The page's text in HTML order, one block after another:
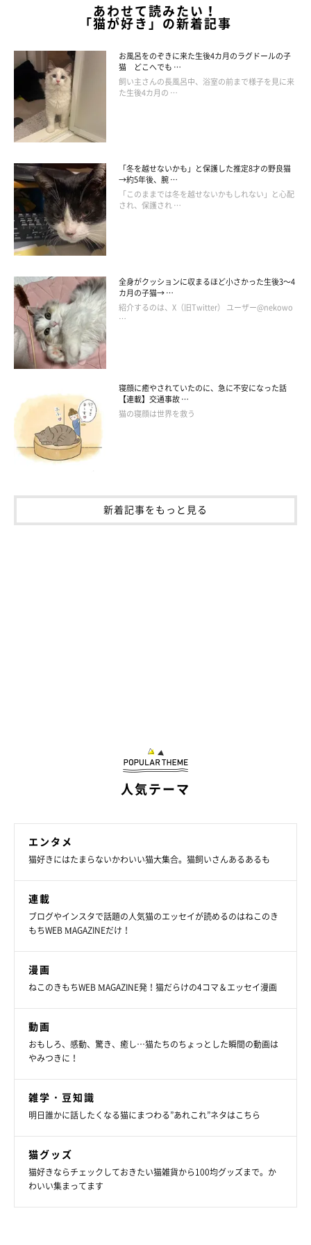
あわせて読みたい！
「猫が好き」の新着記事
お風呂をのぞきに来た生後4カ月のラグドールの子
猫 どこへでも …
飼い主さんの長風呂中、浴室の前まで様子を見に来
た生後4カ月の …
「冬を越せないかも」と保護した推定8才の野良猫
→約5年後、腕 …
「このままでは冬を越せないかもしれない」と心配
され、保護され …
全身がクッションに収まるほど小さかった生後3～4
カ月の子猫→ …
紹介するのは、X（旧Twitter） ユーザー@nekowo
…
寝顔に癒やされていたのに、急に不安になった話
【連載】交通事故 …
猫の寝顔は世界を救う
新着記事をもっと見る
人気テーマ
エンタメ
猫好きにはたまらないかわいい猫大集合。猫飼いさんあるあるも
連載
ブログやインスタで話題の人気猫のエッセイが読めるのはねこのき
もちWEB MAGAZINEだけ！
漫画
ねこのきもちWEB MAGAZINE発！猫だらけの4コマ＆エッセイ漫画
動画
おもしろ、感動、驚き、癒し…猫たちのちょっとした瞬間の動画は
やみつきに！
雑学・豆知識
明日誰かに話したくなる猫にまつわる”あれこれ”ネタはこちら
猫グッズ
猫好きならチェックしておきたい猫雑貨から100均グッズまで。か
わいい集まってます